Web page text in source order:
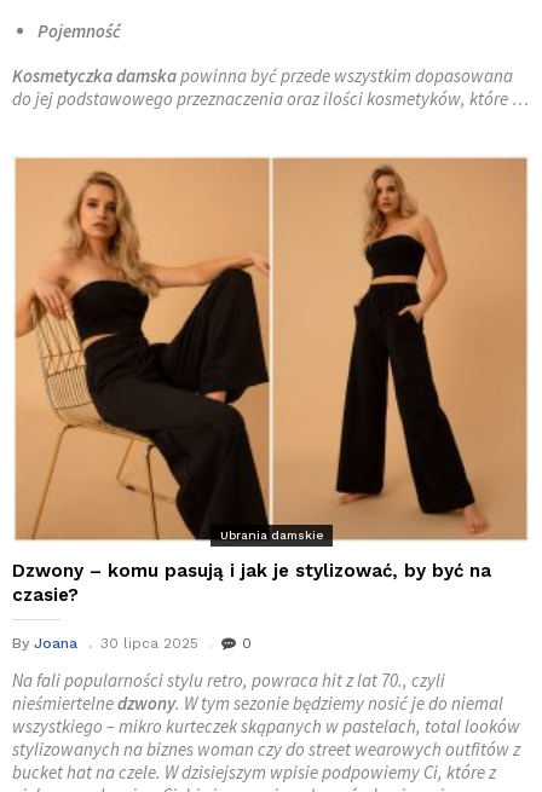
Pojemność
Kosmetyczka damskapowinna być przede wszystkim dopasowana
do jej podstawowego przeznaczenia oraz ilości kosmetyków, które …
Ubrania damskie
Dzwony – komu pasują i jak je stylizować, by być na
czasie?
By Joana 30 lipca 2025 0
Na fali popularności stylu retro, powraca hit z lat 70., czyli
nieśmiertelnedzwony. W tym sezonie będziemy nosić je do niemal
wszystkiego – mikro kurteczek skąpanych w pastelach, total looków
stylizowanych na biznes woman czy do street wearowych outfitów z
bucket hat na czele. W dzisiejszym wpisie podpowiemy Ci, które z